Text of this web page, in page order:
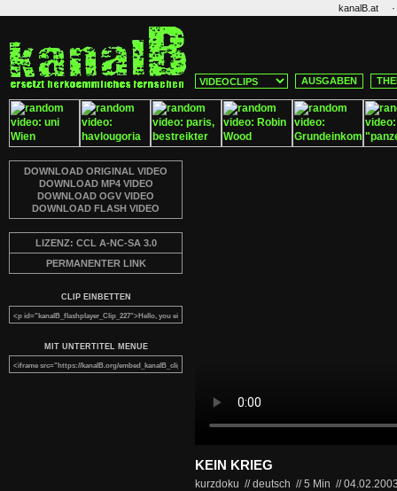
kanalB.at ·
AUSGABEN
DOWNLOAD ORIGINAL VIDEO
DOWNLOAD MP4 VIDEO
DOWNLOAD OGV VIDEO
DOWNLOAD FLASH VIDEO
LIZENZ: CCL A-NC-SA 3.0
PERMANENTER LINK
CLIP EINBETTEN
MIT UNTERTITEL MENUE
KEIN KRIEG
kurzdoku // deutsch //5 Min //